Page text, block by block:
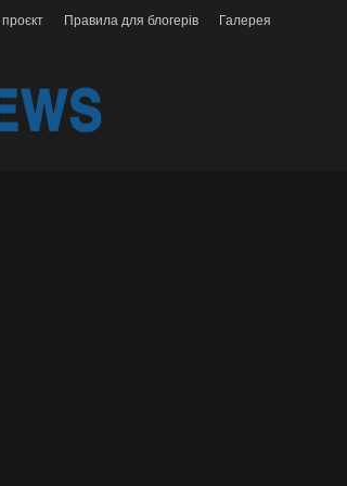
Правила для блогерів Галерея